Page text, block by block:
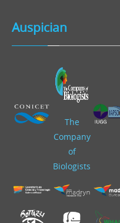
Auspician
The
Company
of
Biologists